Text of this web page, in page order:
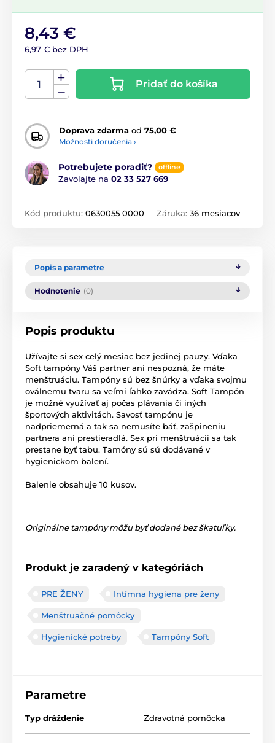
8,43 €
6,97 € bez DPH
Pridať do košíka
Doprava zdarma od 75,00 €
Možnosti doručenia ›
Potrebujete poradiť? offline
Zavolajte na 02 33 527 669
Kód produktu: 0630055 0000 Záruka: 36 mesiacov
Popis a parametre
Hodnotenie (0)
Popis produktu
Užívajte si sex celý mesiac bez jedinej pauzy. Vďaka
Soft tampóny Váš partner ani nespozná, že máte
menštruáciu. Tampóny sú bez šnúrky a vďaka svojmu
oválnemu tvaru sa veľmi ľahko zavádza. Soft Tampón
je možné využívať aj počas plávania či iných
športových aktivitách. Savosť tampónu je
nadpriemerná a tak sa nemusíte báť, zašpineniu
partnera ani prestieradlá. Sex pri menštruácii sa tak
prestane byť tabu. Tamóny sú sú dodávané v
hygienickom balení.
Balenie obsahuje 10 kusov.
Originálne tampóny môžu byť dodané bez škatuľky.
Produkt je zaradený v kategóriách
PRE ŽENY Intímna hygiena pre ženy
Menštruačné pomôcky
Hygienické potreby Tampóny Soft
Parametre
Typ dráždenie Zdravotná pomôcka